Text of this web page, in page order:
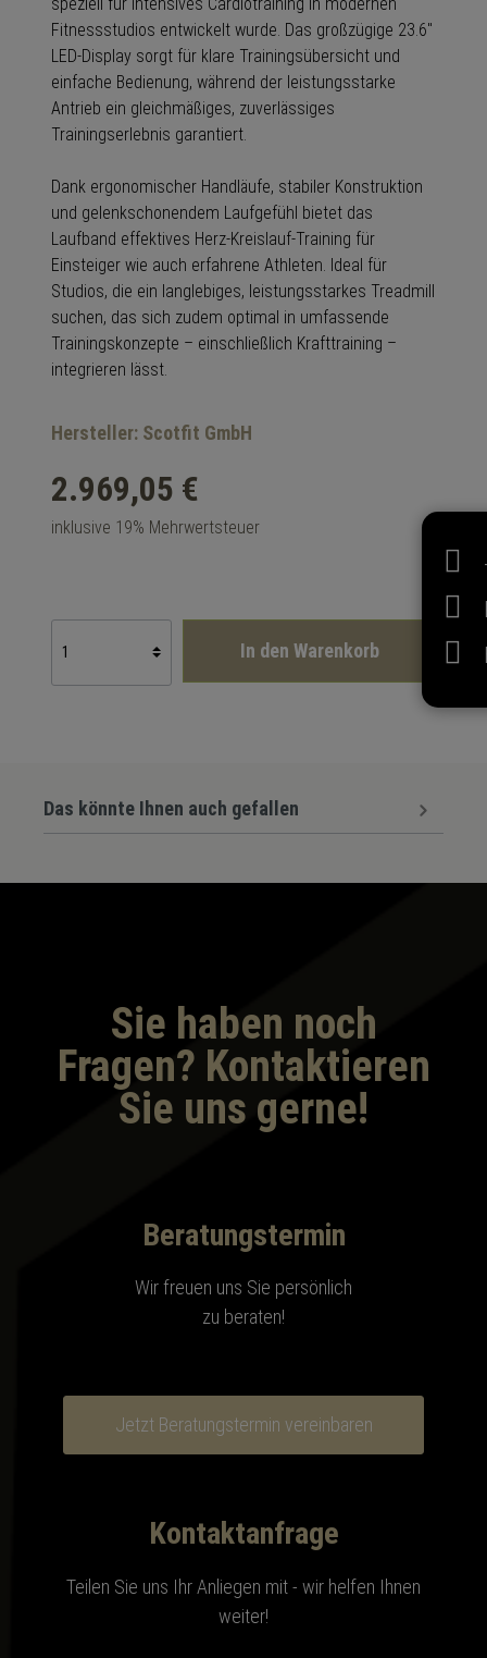
Fitnessstudios entwickelt wurde. Das großzügige 23.6"
LED-Display sorgt für klare Trainingsübersicht und
einfache Bedienung, während der leistungsstarke
Antrieb ein gleichmäßiges, zuverlässiges
Trainingserlebnis garantiert.
Dank ergonomischer Handläufe, stabiler Konstruktion
und gelenkschonendem Laufgefühl bietet das
Laufband effektives Herz-Kreislauf-Training für
Einsteiger wie auch erfahrene Athleten. Ideal für
Studios, die ein langlebiges, leistungsstarkes Treadmill
suchen, das sich zudem optimal in umfassende
Trainingskonzepte – einschließlich Krafttraining –
integrieren lässt.
Hersteller: Scotfit GmbH
2.969,05 €
inklusive 19% Mehrwertsteuer
In den Warenkorb
Das könnte Ihnen auch gefallen
Sie haben noch
Fragen? Kontaktieren
Sie uns gerne!
Beratungstermin
Wir freuen uns Sie persönlich
zu beraten!
Jetzt Beratungstermin vereinbaren
Kontaktanfrage
Teilen Sie uns Ihr Anliegen mit - wir helfen Ihnen
weiter!